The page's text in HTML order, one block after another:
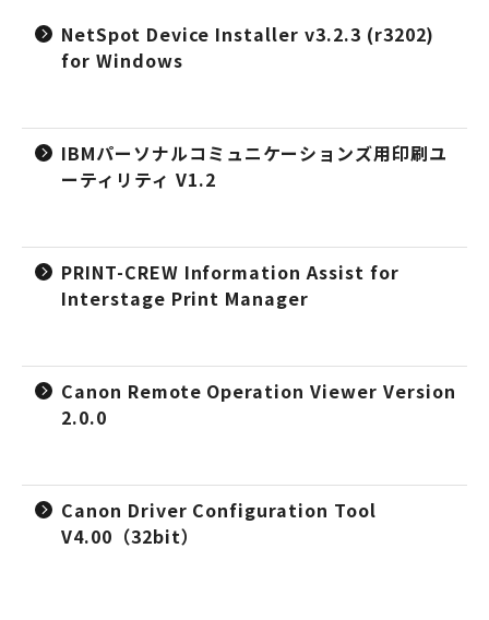
NetSpot Device Installer v3.2.3 (r3202)
for Windows
IBMパーソナルコミュニケーションズ用印刷ユ
ーティリティ V1.2
PRINT-CREW Information Assist for
Interstage Print Manager
Canon Remote Operation Viewer Version
2.0.0
Canon Driver Configuration Tool
V4.00（32bit）